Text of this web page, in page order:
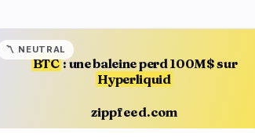
BTC: une baleine perd 100M$ sur
Hyperliquid
zippfeed.com
〽️ NEUTRAL